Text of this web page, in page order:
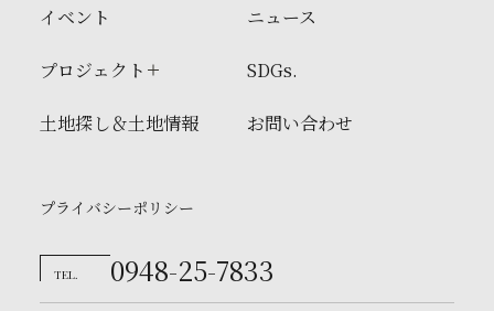
イベント
プロジェクト
土地探し＆土地情報
ニュース
SDGs.
お問い合わせ
プライバシーポリシー
TEL. 0948-25-7833